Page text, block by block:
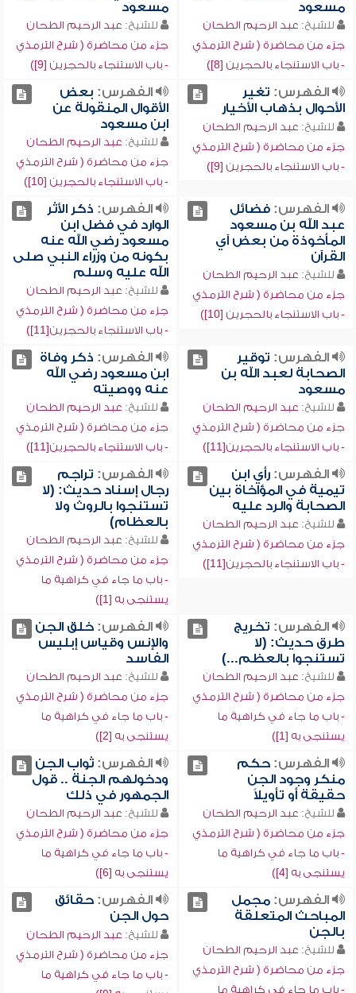
مسعود
للشيخ: عبد الرحيم الطحان
جزء من محاضرة ( شرح الترمذي
- باب الاستنجاء بالحجرين [8])
مسعود
للشيخ: عبد الرحيم الطحان
جزء من محاضرة ( شرح الترمذي
- باب الاستنجاء بالحجرين [9])
الفهرس: تغير
الأحوال بذهاب الأخيار
للشيخ: عبد الرحيم الطحان
جزء من محاضرة ( شرح الترمذي
- باب الاستنجاء بالحجرين [9])
الفهرس: بعض
الأقوال المنقولة عن
ابن مسعود
للشيخ: عبد الرحيم الطحان
جزء من محاضرة ( شرح الترمذي
- باب الاستنجاء بالحجرين [10])
الفهرس:فضائل
عبد الله بن مسعود
المأخوذة من بعض آي
القرآن
للشيخ: عبد الرحيم الطحان
جزء من محاضرة ( شرح الترمذي
- باب الاستنجاء بالحجرين [10])
الفهرس: ذكر الأثر
الوارد في فضل ابن
مسعود رضي الله عنه
بكونه من وزراء النبي صلى
الله عليه وسلم
للشيخ: عبد الرحيم الطحان
جزء من محاضرة ( شرح الترمذي
- باب الاستنجاء بالحجرين[11])
الفهرس: توقير
الصحابة لعبد الله بن
مسعود
للشيخ: عبد الرحيم الطحان
جزء من محاضرة ( شرح الترمذي
- باب الاستنجاء بالحجرين[11])
الفهرس: ذكر وفاة
ابن مسعود رضي الله
عنه ووصيته
للشيخ: عبد الرحيم الطحان
جزء من محاضرة ( شرح الترمذي
- باب الاستنجاء بالحجرين[11])
الفهرس:رأي ابن
تيمية في المؤاخاة بين
الصحابة والرد عليه
للشيخ: عبد الرحيم الطحان
جزء من محاضرة ( شرح الترمذي
- باب الاستنجاء بالحجرين[11])
الفهرس: تراجم
رجال إسناد حديث: (لا
تستنجوا بالروث ولا
بالعظام)
للشيخ: عبد الرحيم الطحان
جزء من محاضرة ( شرح الترمذي
- باب ما جاء في كراهية ما
يستنجى به [1])
الفهرس: تخريج
طرق حديث: (لا
تستنجوا بالعظم...)
للشيخ: عبد الرحيم الطحان
جزء من محاضرة ( شرح الترمذي
- باب ما جاء في كراهية ما
يستنجى به [1])
الفهرس:خلق الجن
والإنس وقياس إبليس
الفاسد
للشيخ: عبد الرحيم الطحان
جزء من محاضرة ( شرح الترمذي
- باب ما جاء في كراهية ما
يستنجى به [2])
الفهرس:حكم
منكر وجود الجن
حقيقة أو تأويلاً
للشيخ: عبد الرحيم الطحان
جزء من محاضرة ( شرح الترمذي
- باب ما جاء في كراهية ما
يستنجى به [4])
الفهرس:ثواب الجن
ودخولهم الجنة .. قول
الجمهور في ذلك
للشيخ: عبد الرحيم الطحان
جزء من محاضرة ( شرح الترمذي
- باب ما جاء في كراهية ما
يستنجى به [6])
الفهرس:مجمل
المباحث المتعلقة
بالجن
للشيخ: عبد الرحيم الطحان
جزء من محاضرة ( شرح الترمذي
- باب ما جاء في كراهية ما
الفهرس:حقائق
حول الجن
للشيخ: عبد الرحيم الطحان
جزء من محاضرة ( شرح الترمذي
- باب ما جاء في كراهية ما